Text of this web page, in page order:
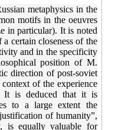
metaphysics in the
motifs in the oeuvres
in particular). It is noted
certain closeness of the
and in the specificity
position of M.
direction of post-soviet
of the experience
It is deduced that it is
to a large extent the
of humanity”,
is equally valuable for